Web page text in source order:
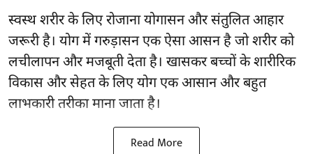
स्वस्थ शरीर के लिए रोजाना योगासन और संतुलित आहार
जरूरी है। योगमें गरुड़ासन एक ऐसा आसन है जो शरीर को
लचीलापन और मजबूती देता है। खासकर बच्चों के शारीरिक
विकास और सेहत के लिए योग एक आसान और बहुत
लाभकारी तरीका माना जाता है।
Read More